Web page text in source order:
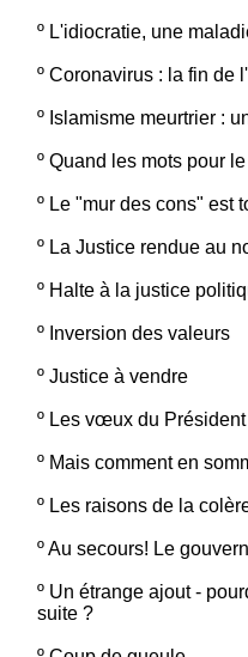
º L'idiocratie, une
º Coronavirus : la fin de
º Islamisme meurtrier :
º Quand les mots pour
º Le "mur des cons" est
º La Justice rendue au
º Halte à la justice
º Inversion des valeurs
º Justice à vendre
º Les vœux du
º Mais comment en
º Les raisons de la
ºAu secours! Le
º Un étrange ajout -
suite ?